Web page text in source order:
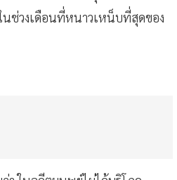
นช่วงเดือนที่หนาวเหน็บที่สุดของ